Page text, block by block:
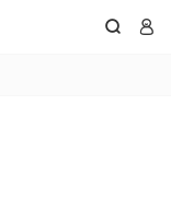
 